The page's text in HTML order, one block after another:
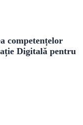
competențelor
Digitală pentru